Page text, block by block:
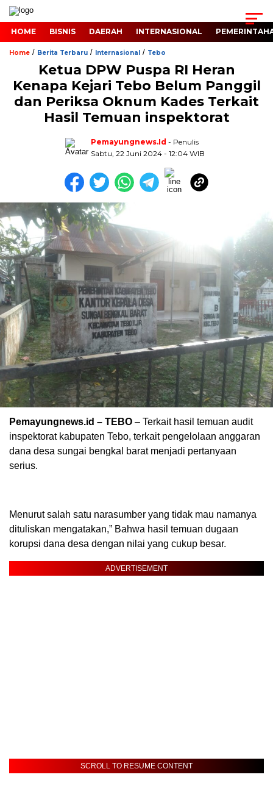
HOME BISNIS DAERAH INTERNASIONAL
Home / Berita Terbaru / Internasional / Tebo
Ketua DPW Puspa RI Heran
Kenapa Kejari Tebo Belum Panggil
dan Periksa Oknum Kades Terkait
Hasil Temuan inspektorat
Pemayungnews.id - Penulis
Sabtu, 22 Juni 2024 - 12:04 WIB
Pemayungnews.id – TEBO – Terkait hasil temuan audit
inspektorat kabupaten Tebo, terkait pengelolaan anggaran
dana desa sungai bengkal barat menjadi pertanyaan
serius.
Menurut salah satu narasumber yang tidak mau namanya
dituliskan mengatakan,” Bahwa hasil temuan dugaan
korupsi dana desa dengan nilai yang cukup besar.
ADVERTISEMENT
SCROLL TO RESUME CONTENT